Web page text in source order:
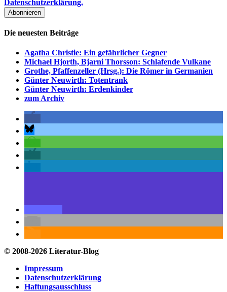
Datenschutzerklärung.
Die neuesten Beiträge
Agatha Christie: Ein gefährlicher Gegner
Michael Hjorth, Bjarni Thorsson: Schlafende Vulkane
Grothe, Pfaffenzeller (Hrsg.): Die Römer in Germanien
Günter Neuwirth: Totentrank
Günter Neuwirth: Erdenkinder
zum Archiv
© 2008-2026 Literatur-Blog
Impressum
Datenschutzerklärung
Haftungsausschluss